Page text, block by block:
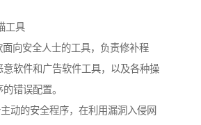
工具
面向安全人士的工具，负责修补程
意软件和广告软件工具，以及各种操
错误配置。
主动的安全程序，在利用漏洞入侵网